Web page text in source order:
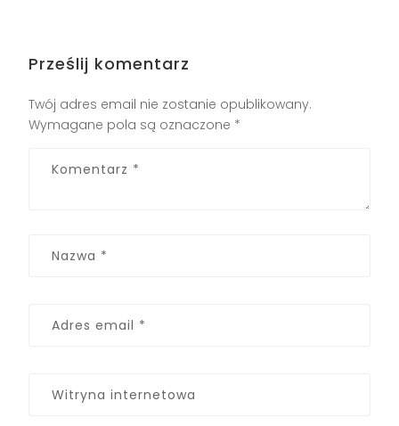
Prześlij komentarz
Twój adres email nie zostanie opublikowany.
Wymagane pola są oznaczone *